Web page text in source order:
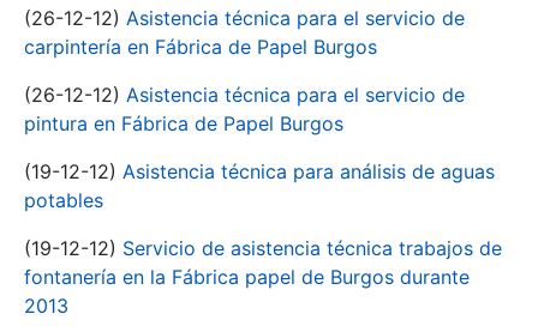
(26-12-12) Asistencia técnica para el servicio de
carpintería en Fábrica de Papel Burgos
(26-12-12) Asistencia técnica para el servicio de
pintura en Fábrica de Papel Burgos
(19-12-12) Asistencia técnica para análisis de aguas
potables
(19-12-12) Servicio de asistencia técnica trabajos de
fontanería en la Fábrica papel de Burgos durante
2013